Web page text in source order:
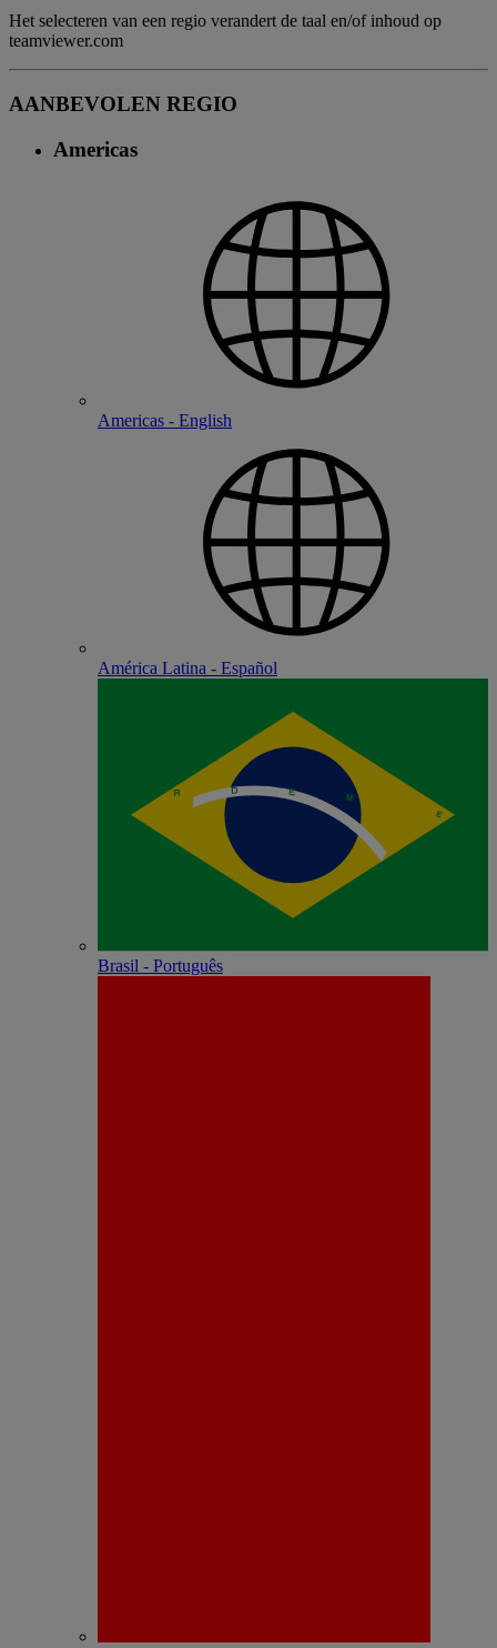
Het selecteren van een regio verandert de taal en/of inhoud op
teamviewer.com
AANBEVOLEN REGIO
Americas
Americas - English
América Latina - Español
Brasil - Português